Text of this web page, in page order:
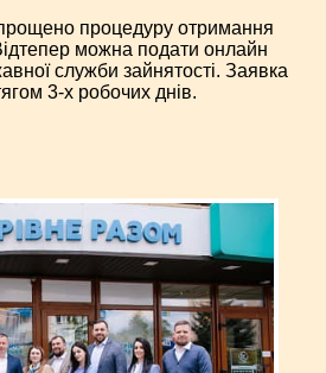
процедуру отримання
можна подати онлайн
служби зайнятості. Заявка
3-х робочих днів.